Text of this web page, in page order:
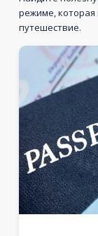
режиме,
путешествие.